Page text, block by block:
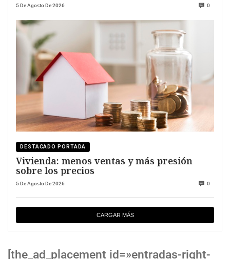
5 De Agosto De 2026 0
DESTACADO PORTADA
Vivienda: menos ventas y más presión
sobre los precios
5 De Agosto De 2026 0
CARGAR MÁS
[the_ad_placement id=»entradas-right-